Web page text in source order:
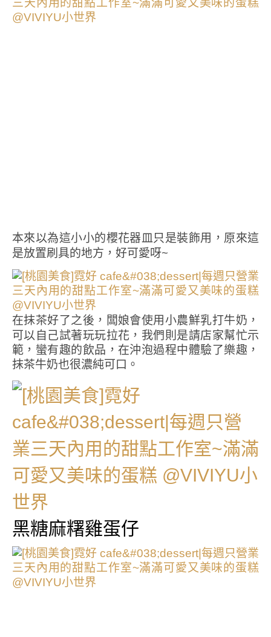
本來以為這小小的櫻花器皿只是裝飾用，原來這
是放置刷具的地方，好可愛呀~
在抹茶好了之後，闆娘會使用小農鮮乳打牛奶，
可以自己試著玩玩拉花，我們則是請店家幫忙示
範，蠻有趣的飲品，在沖泡過程中體驗了樂趣，
抹茶牛奶也很濃純可口。
黑糖麻糬雞蛋仔